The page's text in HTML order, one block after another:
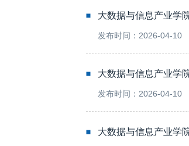
大数据与信息产业学
发布时间：2026-04-10
大数据与信息产业学
发布时间：2026-04-10
大数据与信息产业学